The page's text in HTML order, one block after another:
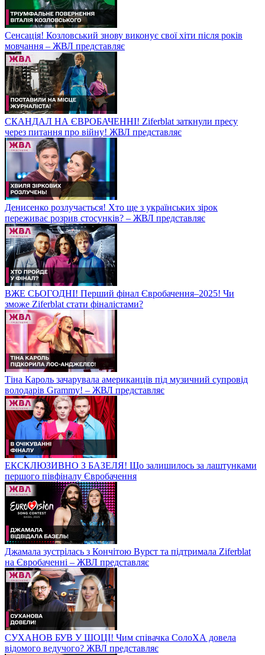
Сенсація! Козловський знову виконує свої хіти після років
мовчання – ЖВЛ представляє
СКАНДАЛ НА ЄВРОБАЧЕННІ! Ziferblat заткнули пресу
через питання про війну! ЖВЛ представляє
Денисенко розлучається! Хто ще з українських зірок
переживає розрив стосунків? – ЖВЛ представляє
ВЖЕ СЬОГОДНІ! Перший фінал Євробачення–2025! Чи
зможе Ziferblat стати фіналістами?
Тіна Кароль зачарувала американців під музичний супровід
володарів Grammy! – ЖВЛ представляє
ЕКСКЛЮЗИВНО З БАЗЕЛЯ! Що залишилось за лаштунками
першого півфіналу Євробачення
Джамала зустрілась з Кончітою Вурст та підтримала Ziferblat
на Євробаченні – ЖВЛ представляє
СУХАНОВ БУВ У ШОЦІ! Чим співачка СолоХА довела
відомого ведучого? ЖВЛ представляє